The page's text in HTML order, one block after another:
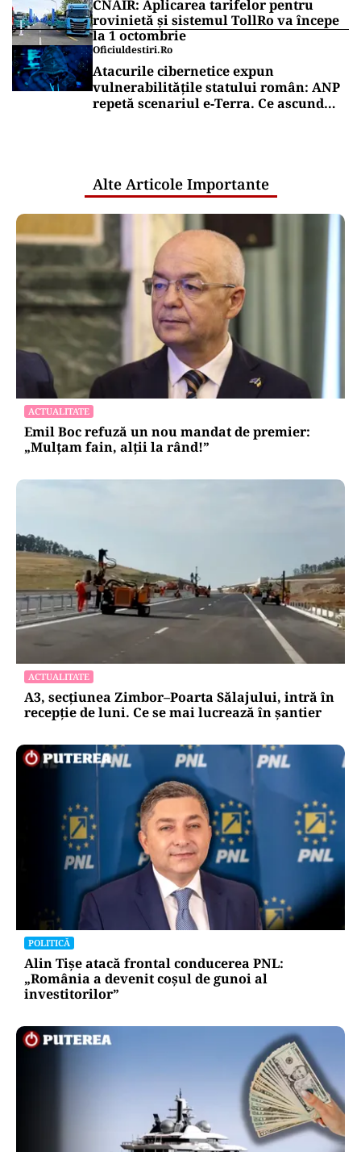
de zeci de milioane de euro în perioada 2020-
2024.
Vrei să fii mereu la curent cu toate știrile? Urmărește
Puterea.ro și pe canalul de WhatsApp
de gaze naturale lichefiate
CNAIR: Aplicarea tarifelor pentru
rovinietă și sistemul TollRo va începe
la 1 octombrie
Oficiuldestiri.ro
Atacurile cibernetice expun
vulnerabilitățile statului român: ANP
repetă scenariul e‑Terra. Ce ascund
comunicările oficiale și cine răspunde
pentru mentenanța IT a instituțiilor
publice
Alte Articole Importante
ACTUALITATE
Emil Boc refuză un nou mandat de premier:
„Mulțam fain, alții la rând!”
ACTUALITATE
A3, secțiunea Zimbor–Poarta Sălajului, intră în
recepție de luni. Ce se mai lucrează în șantier